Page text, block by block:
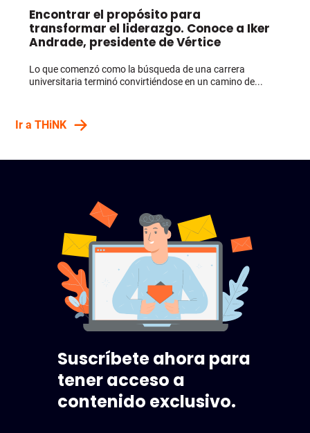
Encontrar el propósito para
transformar el liderazgo. Conoce a Iker
Andrade, presidente de Vértice
Lo que comenzó como la búsqueda de una carrera
universitaria terminó convirtiéndose en un camino de...
Ir a THiNK
Suscríbete ahora para
tener acceso a
contenido exclusivo.